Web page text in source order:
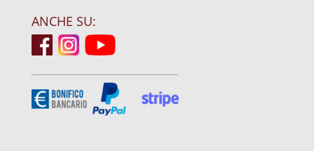
ANCHE SU: